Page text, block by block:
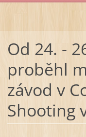
Od 24. -
proběhl
závod v
Shooting